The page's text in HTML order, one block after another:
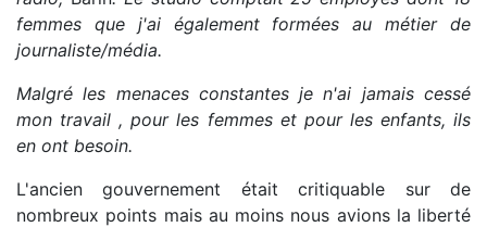
femmes que j'ai également formées au métier de
journaliste/média.
Malgré les menaces constantes je n'ai jamais cessé
mon travail , pour les femmes et pour les enfants, ils
en ont besoin.
L'ancien gouvernement était critiquable sur de
nombreux points mais au moins nous avions la liberté